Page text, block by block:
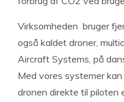
Virksomheden bruger
også kaldet droner,
Aircraft Systems, på
Med vores systemer
dronen direkte til piloten